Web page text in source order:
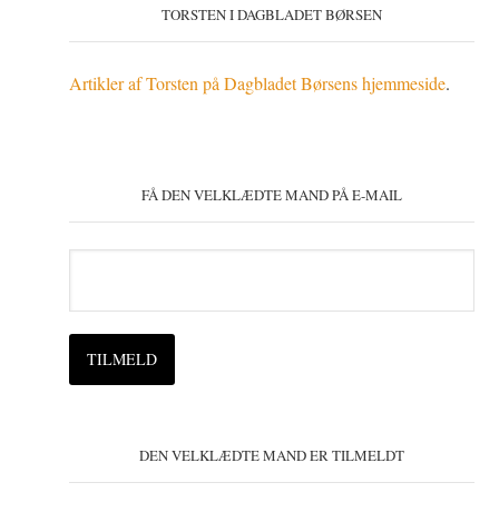
TORSTEN I DAGBLADET BØRSEN
Artikler af Torsten på Dagbladet Børsens hjemmeside.
FÅ DEN VELKLÆDTE MAND PÅ E-MAIL
DEN VELKLÆDTE MAND ER TILMELDT